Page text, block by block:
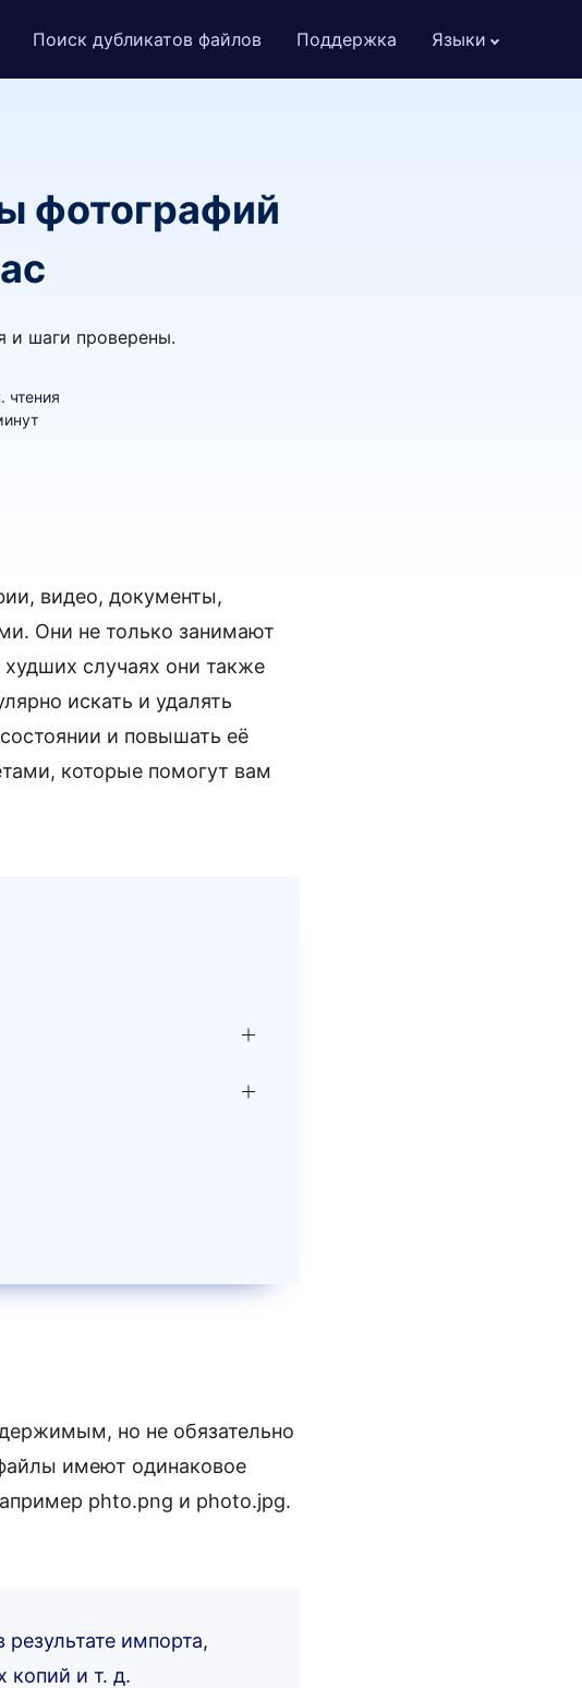
Поиск дубликатов файлов Поддержка Языки
фотографий
и шаги проверены.
чтения
видео, документы,
Они не только занимают
случаях они также
искать и удалять
и повышать её
которые помогут вам
дубликатов файлов
но не обязательно
имеют одинаковое
phto.png и photo.jpg.
импорта,
копий и т. д.